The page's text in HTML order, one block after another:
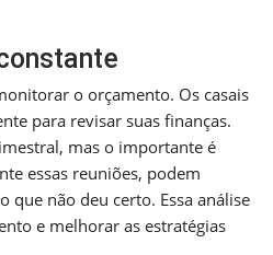
o orçamento. Os casais
para revisar suas finanças.
mas o importante é
essas reuniões, podem
que não deu certo. Essa análise
e melhorar as estratégias